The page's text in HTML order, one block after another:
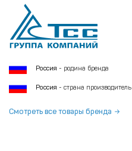
Россия - родина бренда
Россия - страна производитель
Смотреть все товары бренда